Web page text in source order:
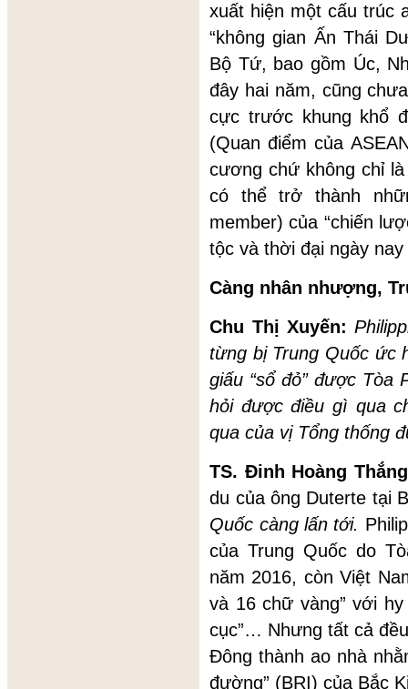
xuất hiện một cấu trúc
“không gian Ấn Thái
Bộ Tứ, bao gồm Úc,
đây hai năm, cũng
cực trước khung khổ
(Quan điểm của
cương chứ không chỉ
có thể trở thành
member) của “chiến
tộc và thời đại ngày
Càng nhân nhượng,
Chu Thị Xuyến:
từng bị Trung Quốc ức
giấu “sổ đỏ” được Tòa
hỏi được điều gì qua
qua của vị Tổng thống
TS. Đinh Hoàng
du của ông Duterte tại
Quốc càng lấn tới.
của Trung Quốc do
năm 2016, còn Việt
và 16 chữ vàng” với
cục”… Nhưng tất cả
Đông thành ao nhà
đường” (BRI) của Bắc